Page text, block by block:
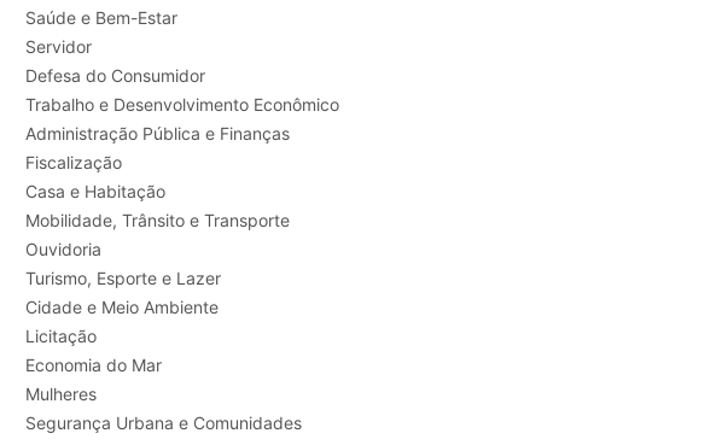
Saúde e Bem-Estar
Servidor
Defesa do Consumidor
Trabalho e Desenvolvimento Econômico
Administração Pública e Finanças
Fiscalização
Casa e Habitação
Mobilidade, Trânsito e Transporte
Ouvidoria
Turismo, Esporte e Lazer
Cidade e Meio Ambiente
Licitação
Economia do Mar
Mulheres
Segurança Urbana e Comunidades